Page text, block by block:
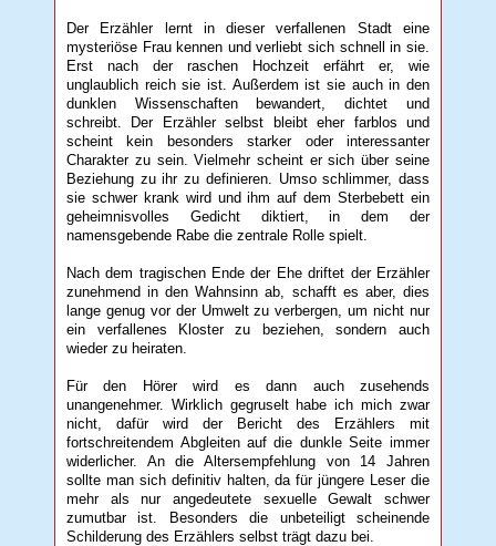
Der Erzähler lernt in dieser verfallenen Stadt eine
mysteriöse Frau kennen und verliebt sich schnell in sie.
Erst nach der raschen Hochzeit erfährt er, wie
unglaublich reich sie ist. Außerdem ist sie auch in den
dunklen Wissenschaften bewandert, dichtet und
schreibt. Der Erzähler selbst bleibt eher farblos und
scheint kein besonders starker oder interessanter
Charakter zu sein. Vielmehr scheint er sich über seine
Beziehung zu ihr zu definieren. Umso schlimmer, dass
sie schwer krank wird und ihm auf dem Sterbebett ein
geheimnisvolles Gedicht diktiert, in dem der
namensgebende Rabe die zentrale Rolle spielt.
Nach dem tragischen Ende der Ehe driftet der Erzähler
zunehmend in den Wahnsinn ab, schafft es aber, dies
lange genug vor der Umwelt zu verbergen, um nicht nur
ein verfallenes Kloster zu beziehen, sondern auch
wieder zu heiraten.
Für den Hörer wird es dann auch zusehends
unangenehmer. Wirklich gegruselt habe ich mich zwar
nicht, dafür wird der Bericht des Erzählers mit
fortschreitendem Abgleiten auf die dunkle Seite immer
widerlicher. An die Altersempfehlung von 14 Jahren
sollte man sich definitiv halten, da für jüngere Leser die
mehr als nur angedeutete sexuelle Gewalt schwer
zumutbar ist. Besonders die unbeteiligt scheinende
Schilderung des Erzählers selbst trägt dazu bei.